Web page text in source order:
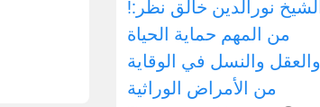
!الشيخ نورالدين خالق نظر:
من المهم حماية الحياة
والعقل والنسل في الوقاية
من الأمراض الوراثية